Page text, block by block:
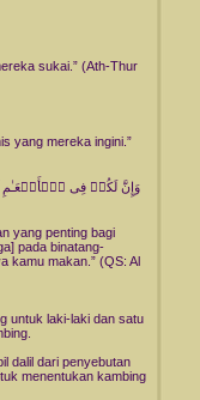
sukai.” (Ath-Thur
yang mereka ingini.”
وَإِنَّ لَكُمۡ فِى
yang penting bagi
pada binatang-
kamu makan.” (QS: Al
untuk laki-laki dan satu
dalil dari penyebutan
menentukan kambing